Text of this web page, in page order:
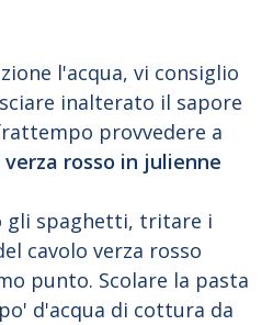
l'acqua, vi consiglio
inalterato il sapore
provvedere a
verza rosso in julienne
gli spaghetti, tritare i
cavolo verza rosso
punto. Scolare la pasta
d'acqua di cottura da